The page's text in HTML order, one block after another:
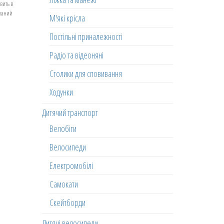
в
М'які крісла
Постільні приналежності
Радіо та відеоняні
Столики для сповивання
Ходунки
Дитячий транспорт
Велобіги
Велосипеди
Електромобілі
Самокати
Скейтборди